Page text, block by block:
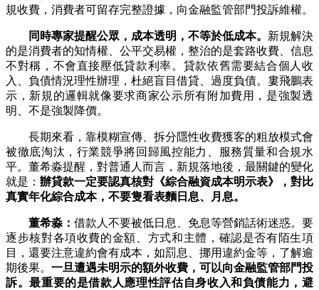
規收費，消費者可留存完整證據，向金融監管部門投訴維權。
同時專家提醒公眾，成本透明，不等於低成本。 新規解決
的是消費者的知情權、公平交易權，整治的是套路收費、信息
不對稱，不會直接壓低貸款利率。貸款依舊需要結合個人收
入、負債情況理性辦理，杜絕盲目借貸、過度負債。婁飛鵬表
示，新規的邏輯就像要求商家公示所有附加費用，是強製透
明、不是強製降價。
長期來看，靠模糊宣傳、拆分隱性收費獲客的粗放模式會
被徹底淘汰，行業競爭將回歸風控能力、服務質量和合規水
平。董希淼提醒，對普通人而言，新規落地後，最關鍵的變化
就是： 辦貸款一定要認真核對《綜合融資成本明示表》，對比
真實年化綜合成本，不要隻看表麵日息、月息。
董希淼： 借款人不要被低日息、免息等營銷話術迷惑。要
逐步核對各項收費的金額、方式和主體，確認是否有陌生項
目，還要注意違約會有成本，如罰息、挪用違約金等，了解逾
期後果。 一旦遭遇未明示的額外收費，可以向金融監管部門投
訴。最重要的是借款人應理性評估自身收入和負債能力，避